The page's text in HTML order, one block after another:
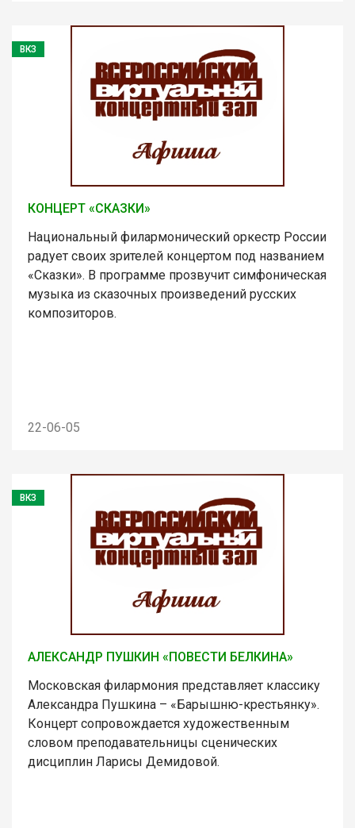
ВКЗ
КОНЦЕРТ «СКАЗКИ»
Национальный филармонический оркестр России
радует своих зрителей концертом под названием
«Сказки». В программе прозвучит симфоническая
музыка из сказочных произведений русских
композиторов.
22-06-05
ВКЗ
АЛЕКСАНДР ПУШКИН «ПОВЕСТИ БЕЛКИНА»
Московская филармония представляет классику
Александра Пушкина – «Барышню-крестьянку».
Концерт сопровождается художественным
словом преподавательницы сценических
дисциплин Ларисы Демидовой.